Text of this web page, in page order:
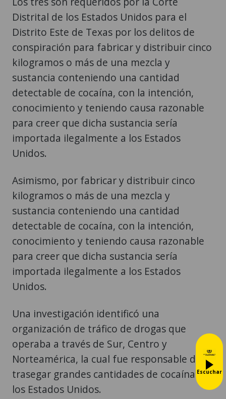
Distrital de los Estados Unidos para el
Distrito Este de Texas por los delitos de
conspiración para fabricar y distribuir cinco
kilogramos o más de una mezcla y
sustancia conteniendo una cantidad
detectable de cocaína, con la intención,
conocimiento y teniendo causa razonable
para creer que dicha sustancia sería
importada ilegalmente a los Estados
Unidos.
Asimismo, por fabricar y distribuir cinco
kilogramos o más de una mezcla y
sustancia conteniendo una cantidad
detectable de cocaína, con la intención,
conocimiento y teniendo causa razonable
para creer que dicha sustancia sería
importada ilegalmente a los Estados
Unidos.
Una investigación identificó una
organización de tráfico de drogas que
operaba a través de Sur, Centro y
Norteamérica, la cual fue responsable de
trasegar grandes cantidades de cocaína a
los Estados Unidos.
Escuchar